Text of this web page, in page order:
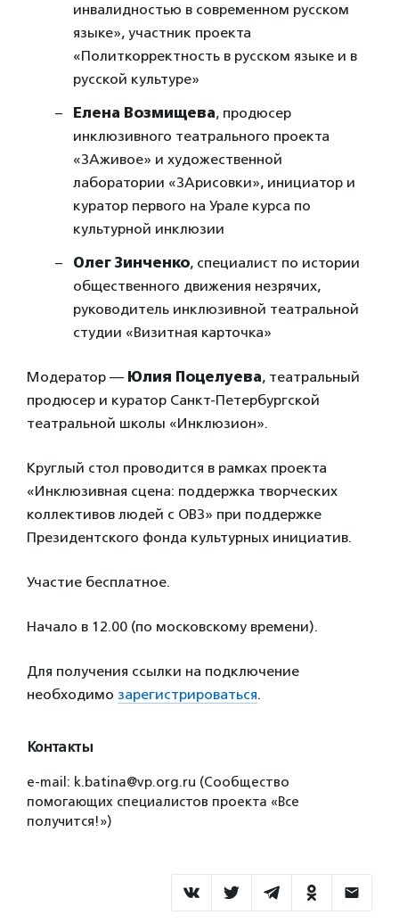
инвалидностью в современном русском
языке», участник проекта
«Политкорректность в русском языке и в
русской культуре»
Елена Возмищева, продюсер
инклюзивного театрального проекта
«ЗАживое» и художественной
лаборатории «ЗАрисовки», инициатор и
куратор первого на Урале курса по
культурной инклюзии
Олег Зинченко, специалист по истории
общественного движения незрячих,
руководитель инклюзивной театральной
студии «Визитная карточка»
Модератор — Юлия Поцелуева, театральный
продюсер и куратор Санкт-Петербургской
театральной школы «Инклюзион».
Круглый стол проводится в рамках проекта
«Инклюзивная сцена: поддержка творческих
коллективов людей с ОВЗ» при поддержке
Президентского фонда культурных инициатив.
Участие бесплатное.
Начало в 12.00 (по московскому времени).
Для получения ссылки на подключение
необходимо зарегистрироваться.
Контакты
e-mail: k.batina@vp.org.ru (Сообщество
помогающих специалистов проекта «Все
получится!»)